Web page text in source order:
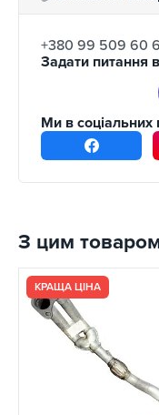
+380 99 509 60
Задати питання
Ми в
З цим
КРАЩА ЦІНА